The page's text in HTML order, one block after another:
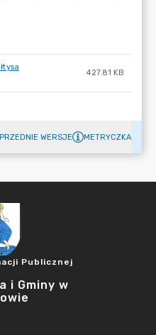
427.81 KB
WERSJE METRYCZKA
Publicznej
i Gminy w